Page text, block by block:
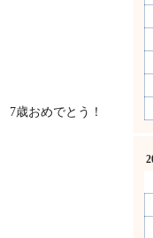
歳おめでとう！